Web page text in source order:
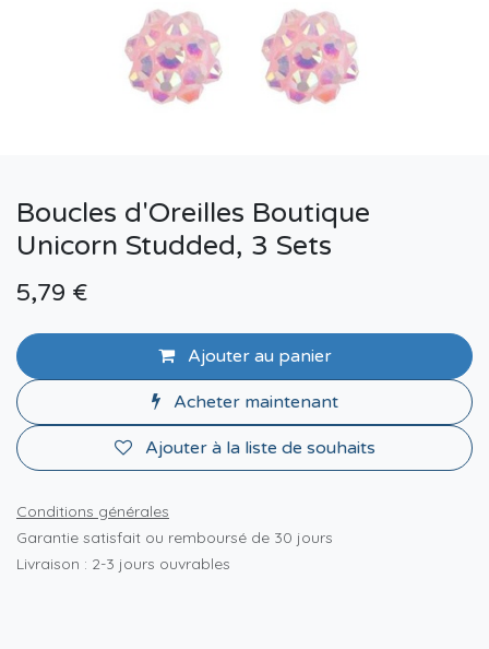
Boucles d'Oreilles Boutique
Unicorn Studded, 3 Sets
5,79 €
Ajouter au panier
Acheter maintenant
Ajouter à la liste de souhaits
Conditions générales
Garantie satisfait ou remboursé de 30 jours
Livraison : 2-3 jours ouvrables